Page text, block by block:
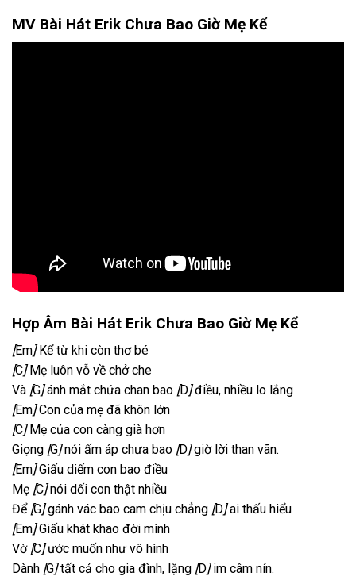
MV Bài Hát Erik Chưa Bao Giờ Mẹ Kể
Hợp Âm Bài Hát Erik Chưa Bao Giờ Mẹ Kể
[Em]Kể từ khi còn thơ bé
[C]Mẹ luôn vỗ về chở che
Và [G]ánh mắt chứa chan bao [D]điều, nhiều lo lắng
[Em]Con của mẹ đã khôn lớn
[C]Mẹ của con càng già hơn
Giọng [G]nói ấm áp chưa bao [D]giờ lời than vãn.
[Em]Giấu diếm con bao điều
Mẹ [C]nói dối con thật nhiều
Để [G]gánh vác bao cam chịu chẳng [D]ai thấu hiểu
[Em]Giấu khát khao đời mình
Vờ [C]ước muốn như vô hình
Dành [G]tất cả cho gia đình, lặng [D]im câm nín.